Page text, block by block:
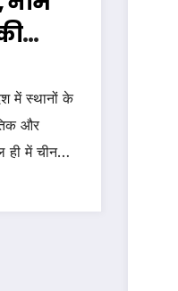
में स्थानों के
और
ही में चीन…